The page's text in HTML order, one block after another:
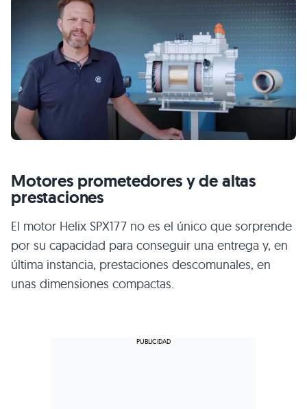
Motores prometedores y de altas
prestaciones
El motor Helix SPX177 no es el único que sorprende
por su capacidad para conseguir una entrega y, en
última instancia, prestaciones descomunales, en
unas dimensiones compactas.